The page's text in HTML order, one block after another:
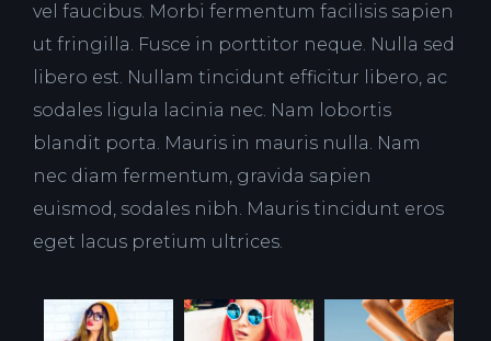
vel faucibus. Morbi fermentum facilisis sapien
ut fringilla. Fusce in porttitor neque. Nulla sed
libero est. Nullam tincidunt efficitur libero, ac
sodales ligula lacinia nec. Nam lobortis
blandit porta. Mauris in mauris nulla. Nam
nec diam fermentum, gravida sapien
euismod, sodales nibh. Mauris tincidunt eros
eget lacus pretium ultrices.